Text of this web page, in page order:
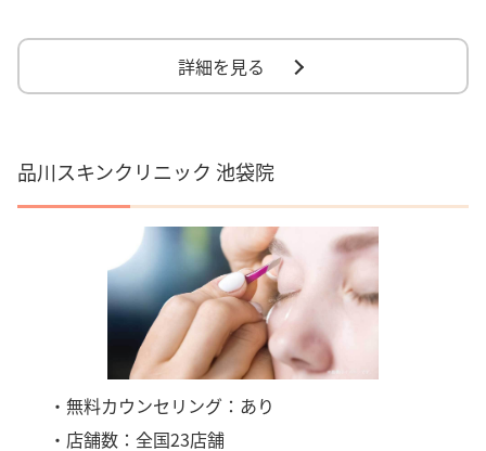
詳細を見る
品川スキンクリニック 池袋院
・無料カウンセリング：あり
・店舗数：全国23店舗